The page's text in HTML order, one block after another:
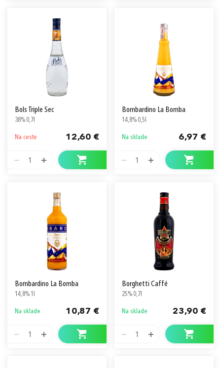
Bols Triple Sec
38% 0,7l
Na ceste 12,60 €
1
Bombardino La Bomba
14,8% 0,5l
Na sklade 6,97 €
1
Bombardino La Bomba
14,8% 1l
Na sklade 10,87 €
1
Borghetti Caffé
25% 0,7l
Na sklade 23,90 €
1